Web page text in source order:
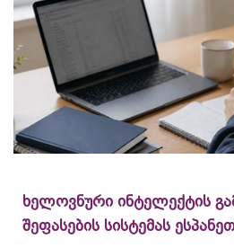
ხელოვნური ინტელექტის
შეფასების სისტემას